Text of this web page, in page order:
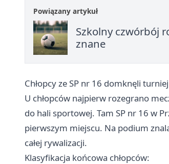
Powiązany artykuł
Szkolny czwórbój
znane
Chłopcy ze SP nr 16 domknęli
U chłopców najpierw rozegrano
do hali sportowej. Tam SP nr 16 w
pierwszym miejscu. Na podium
całej rywalizacji.
Klasyfikacja końcowa chłopców: